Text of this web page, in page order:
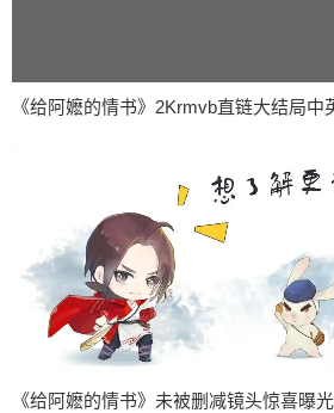
《给阿嬷的情书》2Krmvb直链大结局中
《给阿嬷的情书》未被删减镜头惊喜曝光